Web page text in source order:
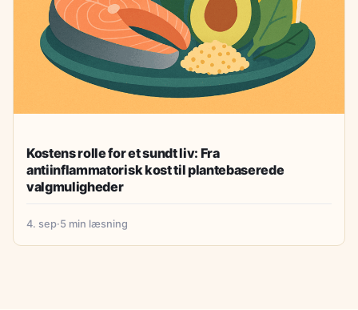
Kostens rolle for et sundt liv: Fra
antiinflammatorisk kost til plantebaserede
valgmuligheder
4. sep·5 min læsning